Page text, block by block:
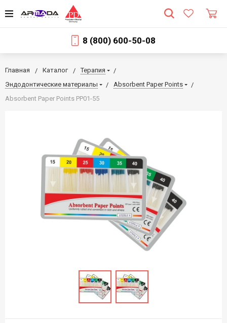
8 (800) 600-50-08
Главная Каталог
Терапия
Эндодонтические материалы
Absorbent Paper Points
Absorbent Paper Points PP01-55